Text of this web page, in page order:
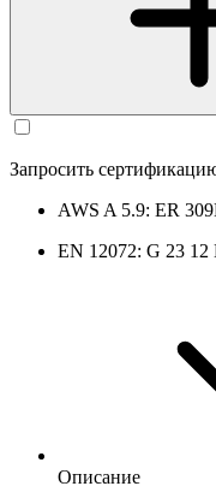
Запросить
AWS A 5.9: ER
EN 12072: G 23 12
Описание